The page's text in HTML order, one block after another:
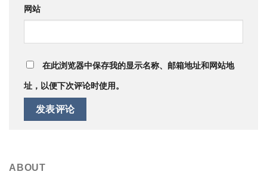
网站
在此浏览器中保存我的显示名称、邮箱地址和网站地
址，以便下次评论时使用。
ABOUT